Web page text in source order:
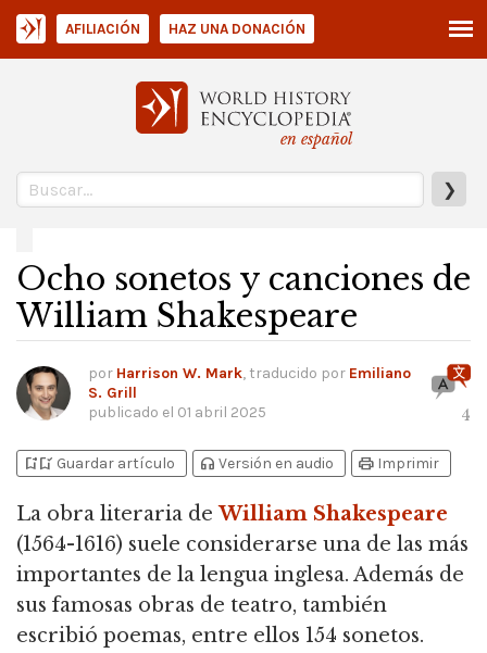
en español
❯
AFILIACIÓN HAZ UNA DONACIÓN
Ocho sonetos y canciones de
William Shakespeare
por Harrison W. Mark, traducido por Emiliano
S. Grill
publicado el 01 abril 2025 4
bookmark_addbookmark_added Guardar artículo headphones Versión en audio print Imprimir
La obra literaria deWilliam Shakespeare
(1564-1616) suele considerarse una de las más
importantes de la lengua inglesa. Además de
sus famosas obras de teatro, también
escribió poemas, entre ellos 154 sonetos.